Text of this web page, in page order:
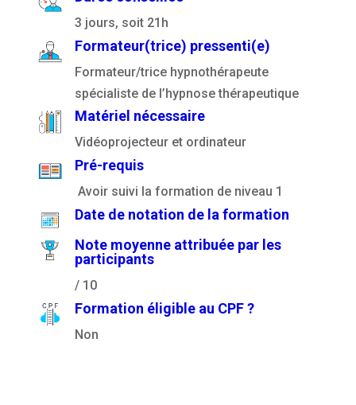
3 jours, soit 21h
Formateur(trice) pressenti(e)
Formateur/trice hypnothérapeute
spécialiste de l’hypnose thérapeutique
Matériel nécessaire
Vidéoprojecteur et ordinateur
Pré-requis
Avoir suivi la formation de niveau 1
Date de notation de la formation
Note moyenne attribuée par les
participants
/ 10
Formation éligible au CPF ?
Non